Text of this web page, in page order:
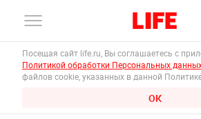
Посещая сайт life.ru, Вы соглашаетесь с
Политикой обработки Персональных
файлов cookie, указанных в данной
ОК